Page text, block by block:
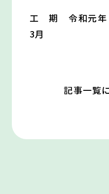
工 期 令和元
3月
記事一覧